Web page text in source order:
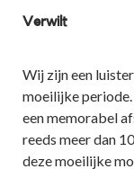
Verwilt
Wij zijn een
moeilijke periode.
een memorabel
reeds meer dan
deze moeilijke